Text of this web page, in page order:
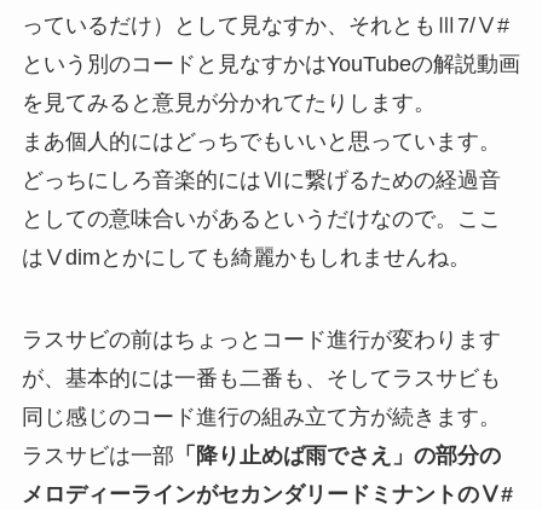
っているだけ）として見なすか、それともⅢ7/Ⅴ#
という別のコードと見なすかはYouTubeの解説動画
を見てみると意見が分かれてたりします。
まあ個人的にはどっちでもいいと思っています。
どっちにしろ音楽的にはⅥに繋げるための経過音
としての意味合いがあるというだけなので。ここ
はⅤdimとかにしても綺麗かもしれませんね。
ラスサビの前はちょっとコード進行が変わります
が、基本的には一番も二番も、そしてラスサビも
同じ感じのコード進行の組み立て方が続きます。
ラスサビは一部 「降り止めば雨でさえ」の部分の
メロディーラインがセカンダリードミナントのⅤ#